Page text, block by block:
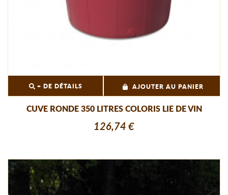
+ DE DÉTAILS AJOUTER AU PANIER
CUVE RONDE 350 LITRES COLORIS LIE DE VIN
126,74 €